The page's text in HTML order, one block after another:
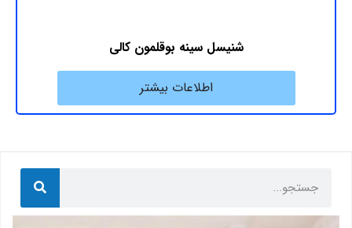
شنیسل سینه بوقلمون کالی
اطلاعات بیشتر